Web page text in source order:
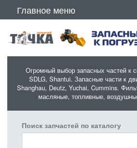
Главное меню
Огромный выбор запасных частей к
SDLG, Shantui. Запасные части к
Shanghau, Deutz, Yuchai, Cummins.
масляные, топливные,
Поиск запчастей по каталогу